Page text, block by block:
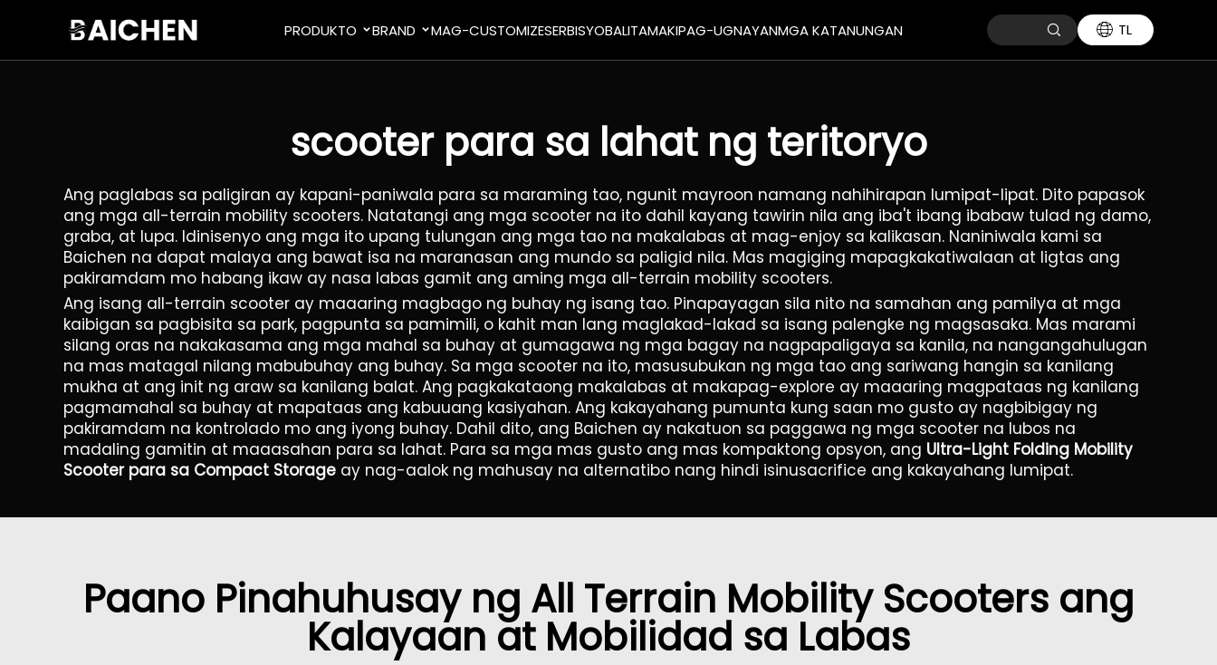
PRODUKTO BRAND MAG-CUSTOMIZESERBISYOBALITAMAKIPAG-UGNAYANMGA KATANUNGAN TL
scooter para sa lahat ng teritoryo
Ang paglabas sa paligiran ay kapani-paniwala para sa maraming tao, ngunit mayroon namang nahihirapan lumipat-lipat. Dito papasok
ang mga all-terrain mobility scooters. Natatangi ang mga scooter na ito dahil kayang tawirin nila ang iba't ibang ibabaw tulad ng damo,
graba, at lupa. Idinisenyo ang mga ito upang tulungan ang mga tao na makalabas at mag-enjoy sa kalikasan. Naniniwala kami sa
Baichen na dapat malaya ang bawat isa na maranasan ang mundo sa paligid nila. Mas magiging mapagkakatiwalaan at ligtas ang
pakiramdam mo habang ikaw ay nasa labas gamit ang aming mga all-terrain mobility scooters.
Ang isang all-terrain scooter ay maaaring magbago ng buhay ng isang tao. Pinapayagan sila nito na samahan ang pamilya at mga
kaibigan sa pagbisita sa park, pagpunta sa pamimili, o kahit man lang maglakad-lakad sa isang palengke ng magsasaka. Mas marami
silang oras na nakakasama ang mga mahal sa buhay at gumagawa ng mga bagay na nagpapaligaya sa kanila, na nangangahulugan
na mas matagal nilang mabubuhay ang buhay. Sa mga scooter na ito, masusubukan ng mga tao ang sariwang hangin sa kanilang
mukha at ang init ng araw sa kanilang balat. Ang pagkakataong makalabas at makapag-explore ay maaaring magpataas ng kanilang
pagmamahal sa buhay at mapataas ang kabuuang kasiyahan. Ang kakayahang pumunta kung saan mo gusto ay nagbibigay ng
pakiramdam na kontrolado mo ang iyong buhay. Dahil dito, ang Baichen ay nakatuon sa paggawa ng mga scooter na lubos na
madaling gamitin at maaasahan para sa lahat. Para sa mga mas gusto ang mas kompaktong opsyon, ang Ultra-Light Folding Mobility
Scooter para sa Compact Storage ay nag-aalok ng mahusay na alternatibo nang hindi isinusacrifice ang kakayahang lumipat.
Paano Pinahuhusay ng All Terrain Mobility Scooters ang
Kalayaan at Mobilidad sa Labas